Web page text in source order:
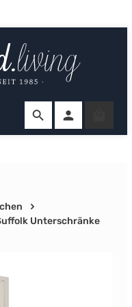
Unterschränke